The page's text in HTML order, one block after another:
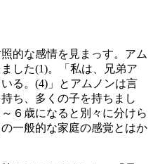
的な感情を見まっす。アム
した(1)。「私は、兄弟ア
る。(4)」とアムノンは言
ち、多くの子を持ちまし
６歳になると別々に分けら
一般的な家庭の感覚とはか